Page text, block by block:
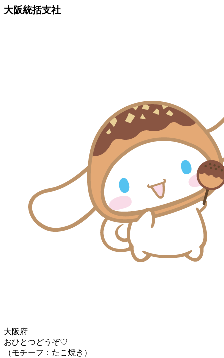
大阪統括支社
大阪府
おひとつどうぞ♡
（モチーフ：たこ焼き）